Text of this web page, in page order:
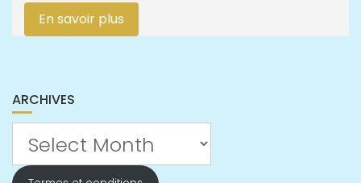
En savoir plus
ARCHIVES